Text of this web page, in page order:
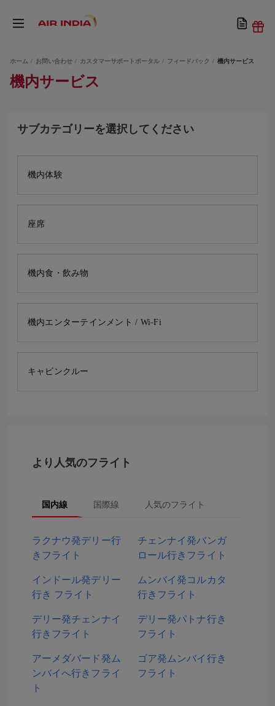
ホーム お問い合わせ カスタマーサポートポータル フィードバック 機内サービス
機内サービス
サブカテゴリーを選択してください
機内体験
座席
機内食・飲み物
機内エンターテインメント / Wi-Fi
キャビンクルー
より人気のフライト
国内線 国際線 人気のフライト
ラクナウ発デリー行
きフライト
チェンナイ発バンガ
ロール行きフライト
インドール発デリー
行き フライト
ムンバイ発コルカタ
行きフライト
デリー発チェンナイ
行きフライト
デリー発パトナ行き
フライト
アーメダバード発ム
ンバイへ行きフライ
ト
ゴア発ムンバイ行き
フライト